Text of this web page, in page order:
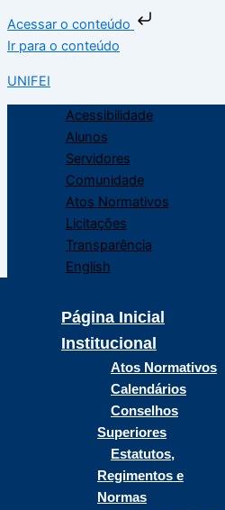
Acessar o conteúdo
Ir para o conteúdo
UNIFEI
Acessibilidade
Alunos
Servidores
Comunidade
Atos Normativos
Licitações
Transparência
English
Página Inicial
Institucional
Atos Normativos
Calendários
Conselhos
Superiores
Estatutos,
Regimentos e
Normas